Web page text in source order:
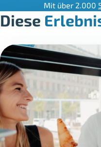
Mit über 2.000
Diese